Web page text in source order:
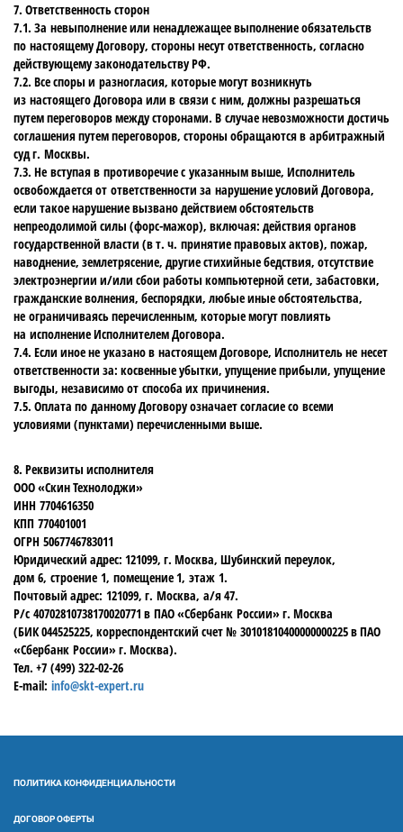
7. Ответственность сторон
7.1. За невыполнение или ненадлежащее выполнение обязательств
по настоящему Договору, стороны несут ответственность, согласно
действующему законодательству РФ.
7.2. Все споры и разногласия, которые могут возникнуть
из настоящего Договора или в связи с ним, должны разрешаться
путем переговоров между сторонами. В случае невозможности достичь
соглашения путем переговоров, стороны обращаются в арбитражный
суд г. Москвы.
7.3. Не вступая в противоречие с указанным выше, Исполнитель
освобождается от ответственности за нарушение условий Договора,
если такое нарушение вызвано действием обстоятельств
непреодолимой силы (форс-мажор), включая: действия органов
государственной власти (в т. ч. принятие правовых актов), пожар,
наводнение, землетрясение, другие стихийные бедствия, отсутствие
электроэнергии и/или сбои работы компьютерной сети, забастовки,
гражданские волнения, беспорядки, любые иные обстоятельства,
не ограничиваясь перечисленным, которые могут повлиять
на исполнение Исполнителем Договора.
7.4. Если иное не указано в настоящем Договоре, Исполнитель не несет
ответственности за: косвенные убытки, упущение прибыли, упущение
выгоды, независимо от способа их причинения.
7.5. Оплата по данному Договору означает согласие со всеми
условиями (пунктами) перечисленными выше.
8. Реквизиты исполнителя
ООО «Скин Технолоджи»
ИНН 7704616350
КПП 770401001
ОГРН 5067746783011
Юридический адрес: 121099, г. Москва, Шубинский переулок,
дом 6, строение 1, помещение 1, этаж 1.
Почтовый адрес: 121099, г. Москва, а/я 47.
Р/с 40702810738170020771 в ПАО «Сбербанк России» г. Москва
(БИК 044525225, корреспондентский счет № 30101810400000000225 в ПАО
«Сбербанк России» г. Москва).
Тел. +7 (499) 322-02-26
E-mail: info@skt-expert.ru
ПОЛИТИКА КОНФИДЕНЦИАЛЬНОСТИ
ДОГОВОР ОФЕРТЫ